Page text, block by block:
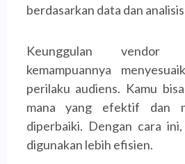
berdasarkan data dan
Keunggulan vendor
kemampuannya
perilaku audiens. Kamu
mana yang efektif dan
diperbaiki. Dengan cara
digunakan lebih efisien.